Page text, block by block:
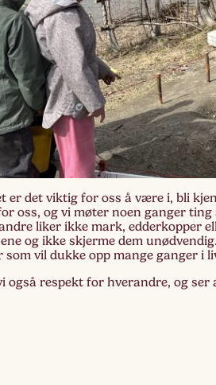
er det viktig for oss å være i, bli
oss, og vi møter noen ganger
liker ikke mark, edderkopper
og ikke skjerme dem
vil dukke opp mange ganger i
også respekt for hverandre, og